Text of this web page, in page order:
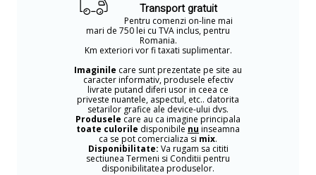
Transport gratuit
Pentru comenzi on-line mai
mari de 750 lei cu TVA inclus, pentru
Romania.
Km exteriori vor fi taxati suplimentar.
Imaginile care sunt prezentate pe site au
caracter informativ, produsele efectiv
livrate putand diferi usor in ceea ce
priveste nuantele, aspectul, etc.. datorita
setarilor grafice ale device-ului dvs.
Produsele care au ca imagine principala
toate culorile disponibile nu inseamna
ca se pot comercializa si mix.
Disponibilitate: Va rugam sa cititi
sectiunea Termeni si Conditii pentru
disponibilitatea produselor.